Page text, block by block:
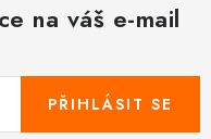
na váš e-mail
PŘIHLÁSIT SE